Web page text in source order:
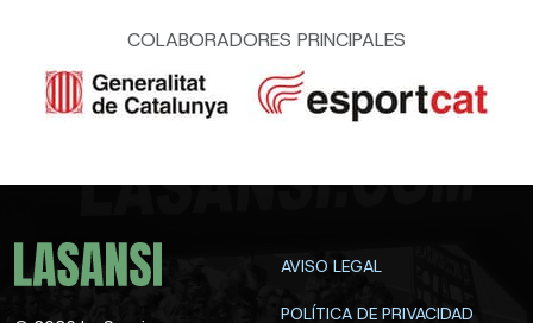
COLABORADORES PRINCIPALES
AVISO LEGAL
POLÍTICA DE PRIVACIDAD